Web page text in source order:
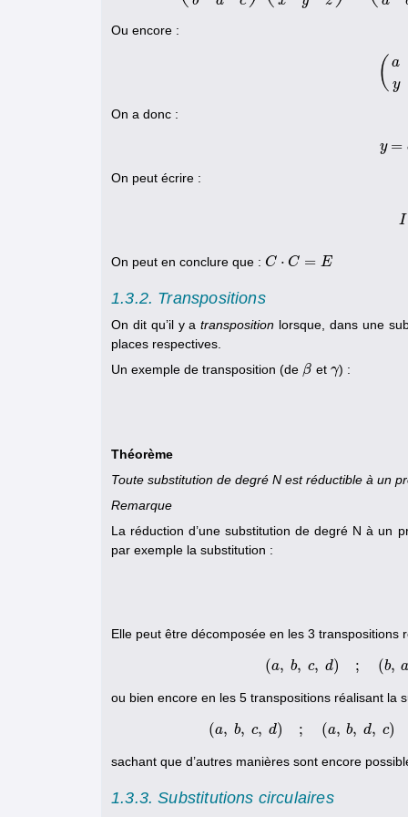
Ou encore :
( a
y
On a donc :
y =
On peut écrire :
I
On peut en conclure que : C ⋅ C = E
C⋅ C =E
1.3.2. Transpositions
On dit qu’il y atransposition lorsque, dans une
places respectives.
Un exemple de transposition (de β
β et γ
γ) :
Théorème
Toute substitution de degré N est réductible à un
Remarque
La réduction d’une substitution de degré N à un
par exemple la substitution :
Elle peut être décomposée en les 3 transpositions
(a, b, c, d) ; (b, a
a, c, d);
ou bien encore en les 5 transpositions réalisant la
(a, b, c, d) ; (a, b, d, c)
a, b c, d); (a,
sachant que d’autres manières sont encore
1.3.3. Substitutions circulaires